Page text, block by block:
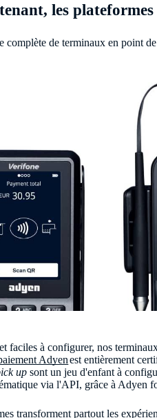
les
complète de terminaux en point
faciles à configurer, nos
Adyenest entièrement
up sont un jeu d'enfant à
via l'API, grâce à Adyen
transforment partout les